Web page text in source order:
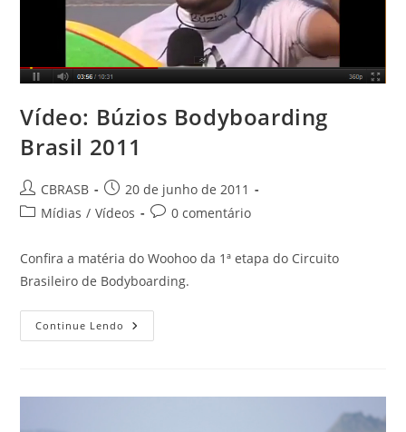
Vídeo: Búzios Bodyboarding
Brasil 2011
Autor
do
CBRASB
Post
publicado:
20 de junho de 2011
Categoria
post:
Mídias / Vídeos
Comentários
post:
0 comentário
Confira a matéria do Woohoo da 1ª etapa do Circuito
Brasileiro de Bodyboarding.
Continue Lendo Vídeo:
Búzios